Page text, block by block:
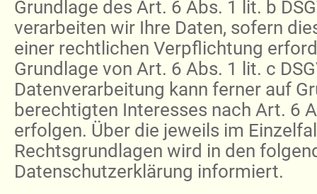
Grundlage des Art. 6 Abs. 1 lit. b
verarbeiten wir Ihre Daten, sofern
einer rechtlichen Verpflichtung
Grundlage von Art. 6 Abs. 1 lit. c
Datenverarbeitung kann ferner auf
berechtigten Interesses nach Art. 6
erfolgen. Über die jeweils im
Rechtsgrundlagen wird in den
Datenschutzerklärung informiert.